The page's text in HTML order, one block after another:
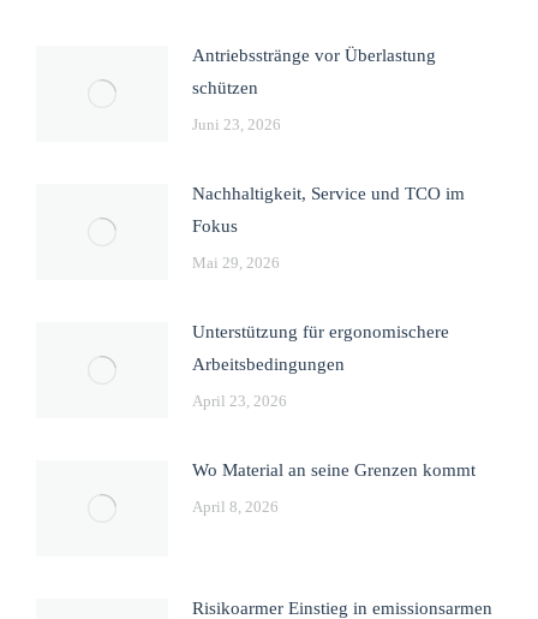
Antriebsstränge vor Überlastung
schützen
Juni 23, 2026
Nachhaltigkeit, Service und TCO im
Fokus
Mai 29, 2026
Unterstützung für ergonomischere
Arbeitsbedingungen
April 23, 2026
Wo Material an seine Grenzen kommt
April 8, 2026
Risikoarmer Einstieg in emissionsarmen